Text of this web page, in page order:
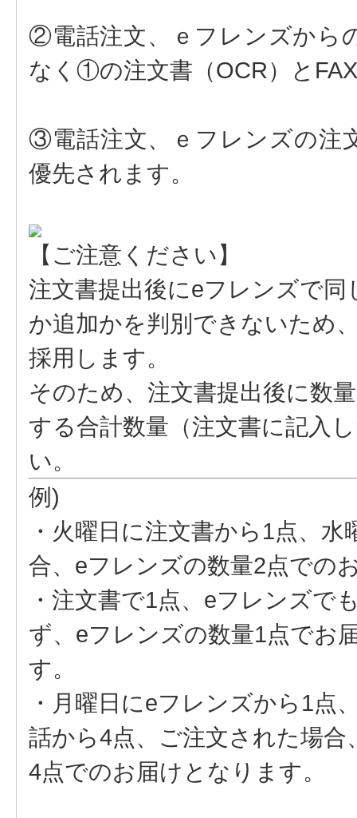
②電話注文、ｅフレンズから
なく①の注文書（OCR）と
③電話注文、ｅフレンズの注
優先されます。
【ご注意ください】
注文書提出後にeフレンズで
か追加かを判別できないため
採用します。
そのため、注文書提出後に数
する合計数量（注文書に記入
い。
例)
・火曜日に注文書から1点、
合、eフレンズの数量2点での
・注文書で1点、eフレンズで
ず、eフレンズの数量1点でお
す
・月曜日にeフレンズから1点
話から4点、ご注文された場
4点でのお届けとなります。